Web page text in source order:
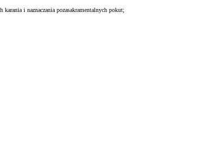
i naznaczania pozasakramentalnych pokut;